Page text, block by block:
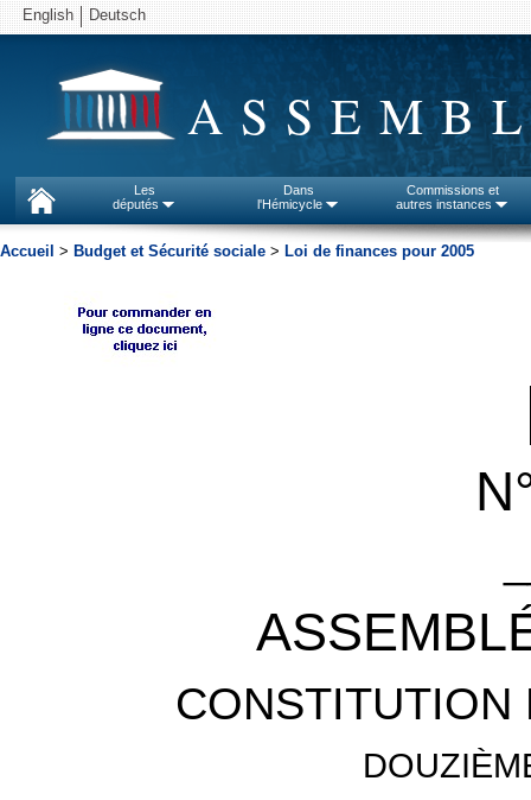
English Deutsch
Les
députés
Dans
l'Hémicycle
Commissions et
autres instances
Accueil > Budget et Sécurité sociale > Loi de finances pour 2005
CONSTITUTION